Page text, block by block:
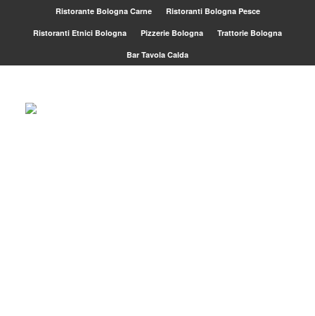
Ristorante Bologna Carne Ristoranti Bologna Pesce
Ristoranti Etnici Bologna Pizzerie Bologna Trattorie Bologna
Bar Tavola Calda